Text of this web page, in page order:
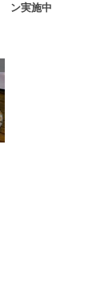
ン実施中